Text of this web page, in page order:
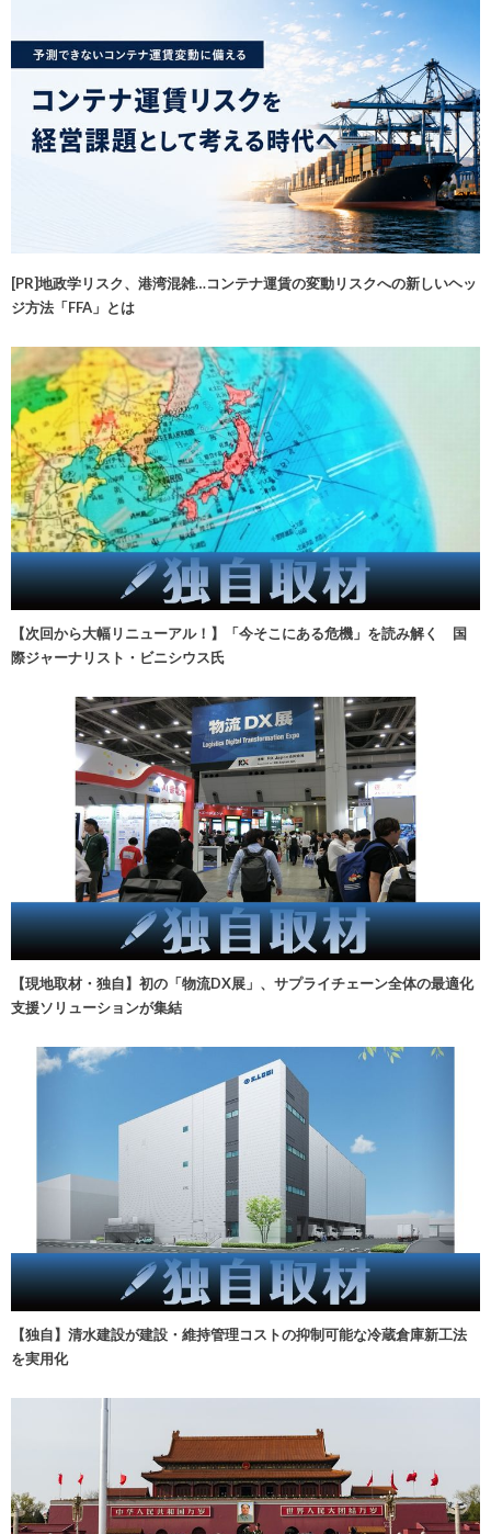
[PR]地政学リスク、港湾混雑…コンテナ運賃の変動リスクへの新しいヘッ
ジ方法「FFA」とは
【次回から大幅リニューアル！】「今そこにある危機」を読み解く 国
際ジャーナリスト・ビニシウス氏
【現地取材・独自】初の「物流DX展」、サプライチェーン全体の最適化
支援ソリューションが集結
【独自】清水建設が建設・維持管理コストの抑制可能な冷蔵倉庫新工法
を実用化